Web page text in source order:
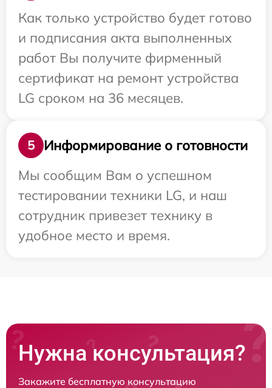
Как только устройство будет готово
и подписания акта выполненных
работ Вы получите фирменный
сертификат на ремонт устройства
LG сроком на 36 месяцев.
5
Информирование о готовности
Мы сообщим Вам о успешном
тестировании техники LG, и наш
сотрудник привезет технику в
удобное место и время.
Нужна консультация?
Закажите бесплатную консультацию